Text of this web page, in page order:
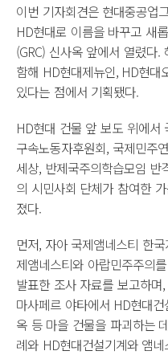
이번 기자회견은 현대중공업
HD현대로 이름을 바꾸고 새
(GRC) 신사옥 앞에서 열렸다
함해 HD현대제뉴인, HD현
있다는 점에서 기획됐다.
HD현대 건물 앞 보도 위에서
구속노동자후원회, 국제민주
세상, 반제국주의학습모임
의 시민사회 단체가 참여한
졌다.
먼저, 자아 국제앰네스티 한
제앰네스티와 아랍민주주의
발표한 조사 자료를 보고하
마사페르 야타에서 HD현대
옥 등 마을 건물을 파괴하는
례와 HD현대건설기계와 앰